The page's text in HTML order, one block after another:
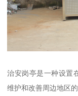
治安岗亭是一种设置
维护和改善周边地区